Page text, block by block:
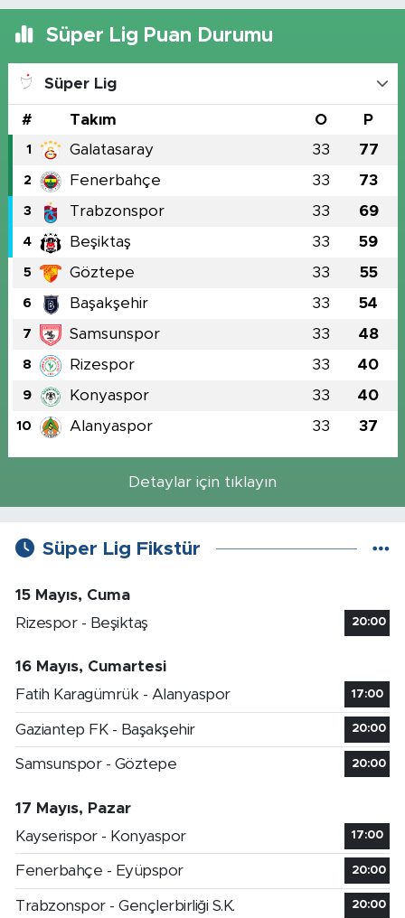
Süper Lig Puan Durumu
Süper Lig
# Takım O P
1 Galatasaray 33 77
2 Fenerbahçe 33 73
3 Trabzonspor 33 69
4 Beşiktaş 33 59
5 Göztepe 33 55
6 Başakşehir 33 54
7 Samsunspor 33 48
8 Rizespor 33 40
9 Konyaspor 33 40
10 Alanyaspor 33 37
Detaylar için tıklayın
Süper Lig Fikstür
15 Mayıs, Cuma
Rizespor - Beşiktaş
20:00
16 Mayıs, Cumartesi
Fatih Karagümrük - Alanyaspor
17:00
Gaziantep FK - Başakşehir 20:00
Samsunspor - Göztepe 20:00
17 Mayıs, Pazar
Kayserispor - Konyaspor
17:00
Fenerbahçe - Eyüpspor 20:00
Trabzonspor - Gençlerbirliği S.K. 20:00